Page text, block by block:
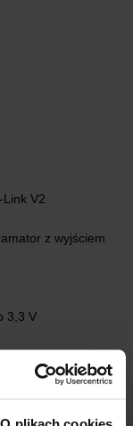
V2
z wyjściem
3,3 V